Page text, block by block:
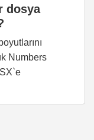
dosya
Numbers